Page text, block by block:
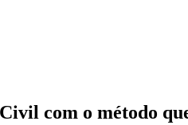
com o método